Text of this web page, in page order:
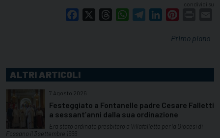
condividi su
Facebook ThreadsWhatsAppTelegramLinkedIn
Primo piano
ALTRI ARTICOLI
7 Agosto 2026
Festeggiato a Fontanelle padre Cesare Falletti
a sessant’anni dalla sua ordinazione
Era stato ordinato presbitero a Villafalletto per la Diocesi di
Fossano il 3 settembre 1966